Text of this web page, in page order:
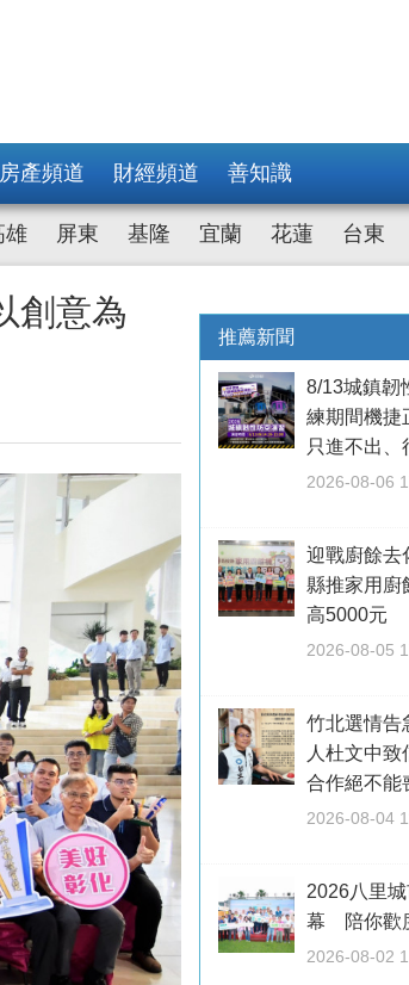
房產頻道 財經頻道 善知識
雄 屏東 基隆 宜蘭 花蓮 台東
創意為
推薦新聞
8/13城鎮
練期間機捷
只進不出、
2026-08-06
迎戰廚餘
縣推家用廚
高5000元
2026-08-05
竹北選情
人杜文中致
合作絕不能
2026-08-04
2026八里
幕 陪你歡
2026-08-02